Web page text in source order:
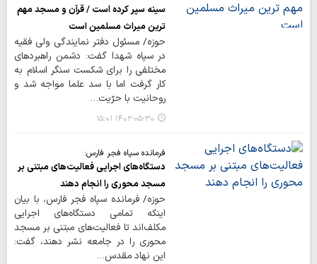
سینه سپر کرده است / قرآن و مسجد مهم
ترین میراث مسلمین است
حوزه/ مسئول دفتر نمایندگی ولی فقیه
در سپاه شهدا گفت: دشمن راهبردهای
مختلفی را برای شکست سنگر اسلام به
کار گرفت اما با سد علما مواجه شد و
روحانیت با حرّیت…
۱۴۰۲-۰۵-۳۰ ۱۵:۰۱
فرمانده سپاه فجر فارس:
دستگاه‌های اجرایی فعالیت‌های مبتنی بر
مسجد محوری را انجام دهند
حوزه/ فرمانده سپاه فجر فارس، با بیان
اینکه تمامی دستگاه‌های اجرایی
مکلف‌اند تا فعالیت‌های مبتنی بر مسجد
محوری را در جامعه نشر دهند، گفت:
این نهاد مقدس…